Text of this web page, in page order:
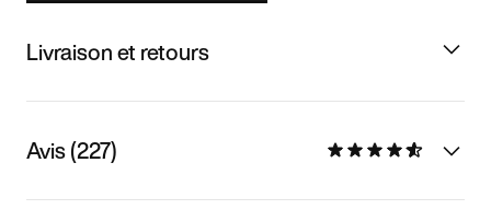
Livraison et retours
Avis (227)